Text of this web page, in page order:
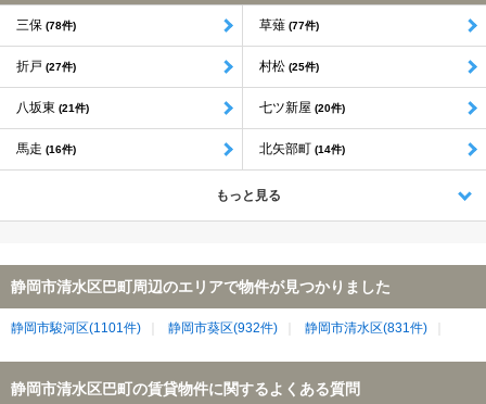
三保 (78件) 草薙 (77件)
折戸 (27件) 村松 (25件)
八坂東 (21件) 七ツ新屋 (20件)
馬走 (16件) 北矢部町 (14件)
もっと見る
静岡市清水区巴町周辺のエリアで物件が見つかりました
静岡市駿河区(1101件) 静岡市葵区(932件) 静岡市清水区(831件)
静岡市清水区巴町の賃貸物件に関するよくある質問